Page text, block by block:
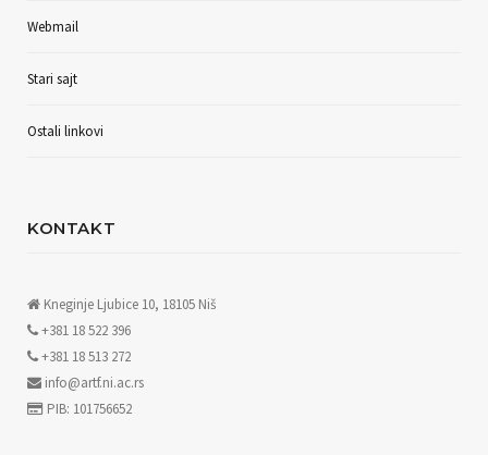
Webmail
Stari sajt
Ostali linkovi
KONTAKT
Kneginje Ljubice 10, 18105 Niš
+381 18 522 396
+381 18 513 272
info@artf.ni.ac.rs
PIB: 101756652